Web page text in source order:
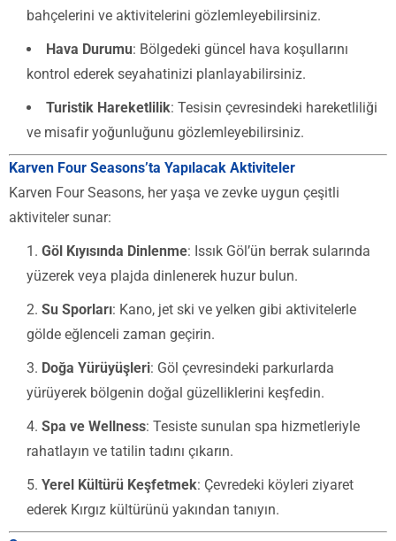
bahçelerini ve aktivitelerini gözlemleyebilirsiniz.
Hava Durumu: Bölgedeki güncel hava koşullarını
kontrol ederek seyahatinizi planlayabilirsiniz.
Turistik Hareketlilik: Tesisin çevresindeki hareketliliği
ve misafir yoğunluğunu gözlemleyebilirsiniz.
Karven Four Seasons’ta Yapılacak Aktiviteler
Karven Four Seasons, her yaşa ve zevke uygun çeşitli
aktiviteler sunar:
Göl Kıyısında Dinlenme: Issık Göl’ün berrak sularında
yüzerek veya plajda dinlenerek huzur bulun.
Su Sporları: Kano, jet ski ve yelken gibi aktivitelerle
gölde eğlenceli zaman geçirin.
Doğa Yürüyüşleri: Göl çevresindeki parkurlarda
yürüyerek bölgenin doğal güzelliklerini keşfedin.
Spa ve Wellness: Tesiste sunulan spa hizmetleriyle
rahatlayın ve tatilin tadını çıkarın.
Yerel Kültürü Keşfetmek: Çevredeki köyleri ziyaret
ederek Kırgız kültürünü yakından tanıyın.